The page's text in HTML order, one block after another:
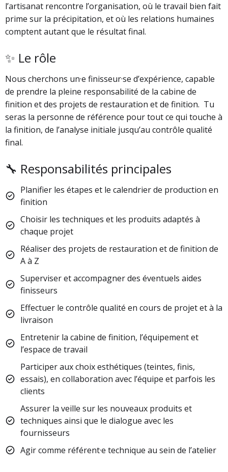
l’artisanat rencontre l’organisation, où le travail bien fait
prime sur la précipitation, et où les relations humaines
comptent autant que le résultat final.
✨ Le rôle
Nous cherchons un·e finisseur·se d’expérience, capable
de prendre la pleine responsabilité de la cabine de
finition et des projets de restauration et de finition. Tu
seras la personne de référence pour tout ce qui touche à
la finition, de l’analyse initiale jusqu’au contrôle qualité
final.
🔧 Responsabilités principales
Planifier les étapes et le calendrier de production en
finition
Choisir les techniques et les produits adaptés à
chaque projet
Réaliser des projets de restauration et de finition de
A à Z
Superviser et accompagner des éventuels aides
finisseurs
Effectuer le contrôle qualité en cours de projet et à la
livraison
Entretenir la cabine de finition, l’équipement et
l’espace de travail
Participer aux choix esthétiques (teintes, finis,
essais), en collaboration avec l’équipe et parfois les
clients
Assurer la veille sur les nouveaux produits et
techniques ainsi que le dialogue avec les
fournisseurs
Agir comme référent·e technique au sein de l’atelier